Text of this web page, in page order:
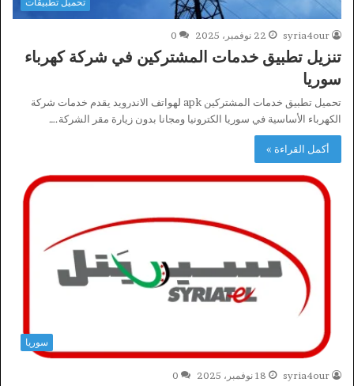
syria4our 22 نوفمبر، 2025 0
تنزيل تطبيق خدمات المشتركين في شركة كهرباء
سوريا
تحميل تطبيق خدمات المشتركين apk لهواتف الاندرويد يقدم خدمات شركة
الكهرباء الأساسية في سوريا الكترونيا ومجانا بدون زيارة مقر الشركة.…
أكمل القراءة »
سوريا
syria4our 18 نوفمبر، 2025 0